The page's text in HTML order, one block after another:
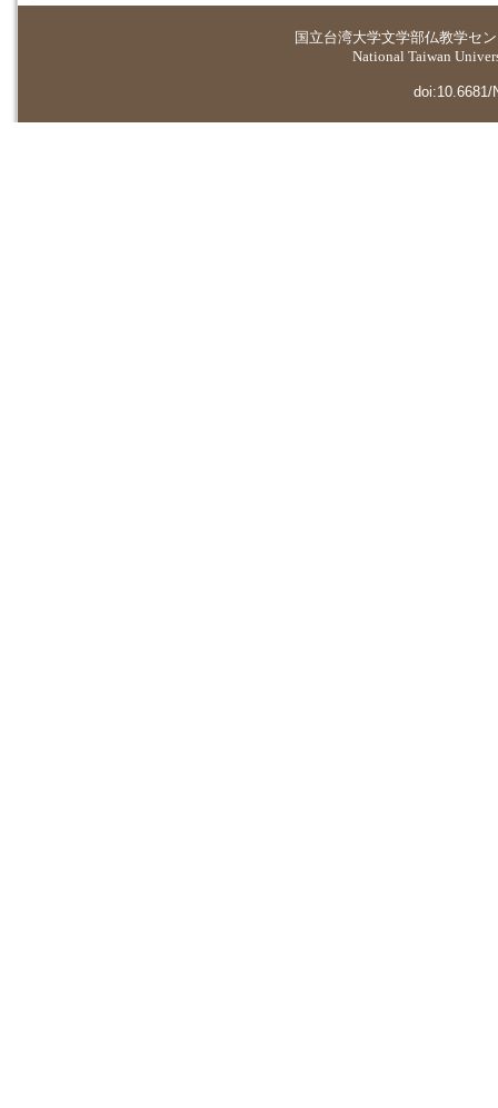
国立台湾大学文学部仏教学セ
National Taiwan
doi:10.6681/